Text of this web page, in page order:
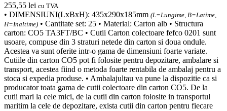
255,55 lei cu TVA
• DIMENSIUNI(LxBxH): 435x290x185mm (L=Lungime, B=Latime,
H=Inaltime) • Cantitate set: 25 • Material: Carton alb • Structura
carton: CO5 TA3FT/BC • Cutii Carton colectoare fefco 0201 sunt
usoare, compuse din 3 straturi netede din carton si doua ondule.
Acestea va sunt oferite intr-o gama de dimensiuni foarte variate.
Cutiile din carton CO5 pot fi folosite pentru depozitare, ambalare si
transport, acestea fiind o metoda foarte rentabila de ambalaj pentru a
stoca si expedia produse. • Ambalajultau va pune la dispozitie ca si
producator toata gama de cutii colectoare din carton CO5. De la
cutii mari la cele mici, de la cutii din carton folosite in transportul
maritim la cele de depozitare, exista cutii din carton pentru fiecare